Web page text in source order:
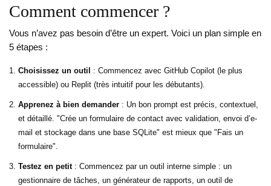
Comment commencer ?
Vous n’avez pas besoin d’être un expert. Voici un plan simple en
5 étapes :
Choisissez un outil
: Commencez avec GitHub Copilot (le plus
accessible) ou Replit (très intuitif pour les débutants).
Apprenez à bien demander : Un bon prompt est précis, contextuel,
et détaillé. "Crée un formulaire de contact avec validation, envoi d’e-
mail et stockage dans une base SQLite" est mieux que "Fais un
formulaire".
Testez en petit: Commencez par un outil interne simple : un
gestionnaire de tâches, un générateur de rapports, un outil de